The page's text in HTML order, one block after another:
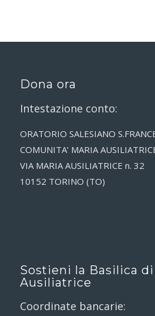
Dona ora
Intestazione conto:
ORATORIO SALESIANO
COMUNITA’ MARIA
VIA MARIA AUSILIATRICE n. 32
10152 TORINO (TO)
Sostieni la Basilica
Ausiliatrice
Coordinate bancarie: